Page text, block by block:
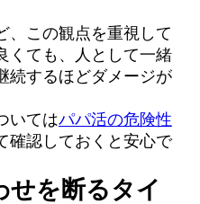
、この観点を重視して
くても、人として一緒
続するほどダメージが
いてはパパ活の危険性
確認しておくと安心で
せを断るタイ